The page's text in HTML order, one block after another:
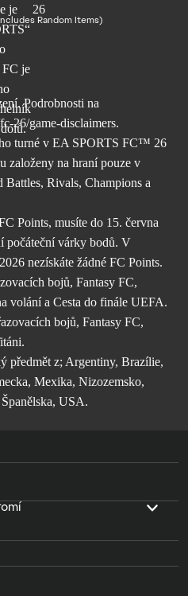
Random Items)
Podrobnosti na
26/game-disclaimers.
turné v EA SPORTS FC™ 26
založeny na hraní pouze v
Battles, Rivals, Champions a
Points, musíte do 15. června
počáteční várky bodů. V
nezískáte žádné FC Points.
bojů, Fantasy FC,
volání a Cesta do finále UEFA.
bojů, Fantasy FC,
předmět z; Argentiny, Brazílie,
Mexika, Nizozemsko,
USA.